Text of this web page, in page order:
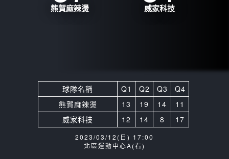
熊賀麻辣燙 威家科技
球隊名稱 Q1 Q2 Q3
Q4
熊賀麻辣燙
13 19 14
11
威家科技
12 14 8 17
2023/03/12(日) 17:00
北區運動中心A(右)